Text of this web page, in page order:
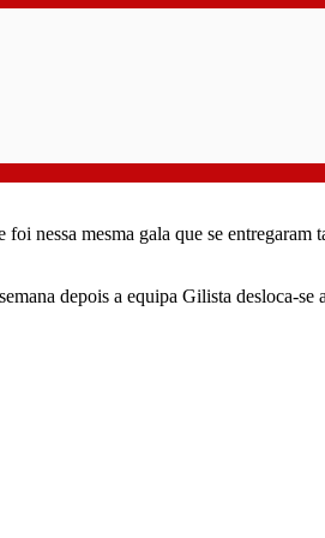
nessa mesma gala que se entregaram
depois a equipa Gilista desloca-se